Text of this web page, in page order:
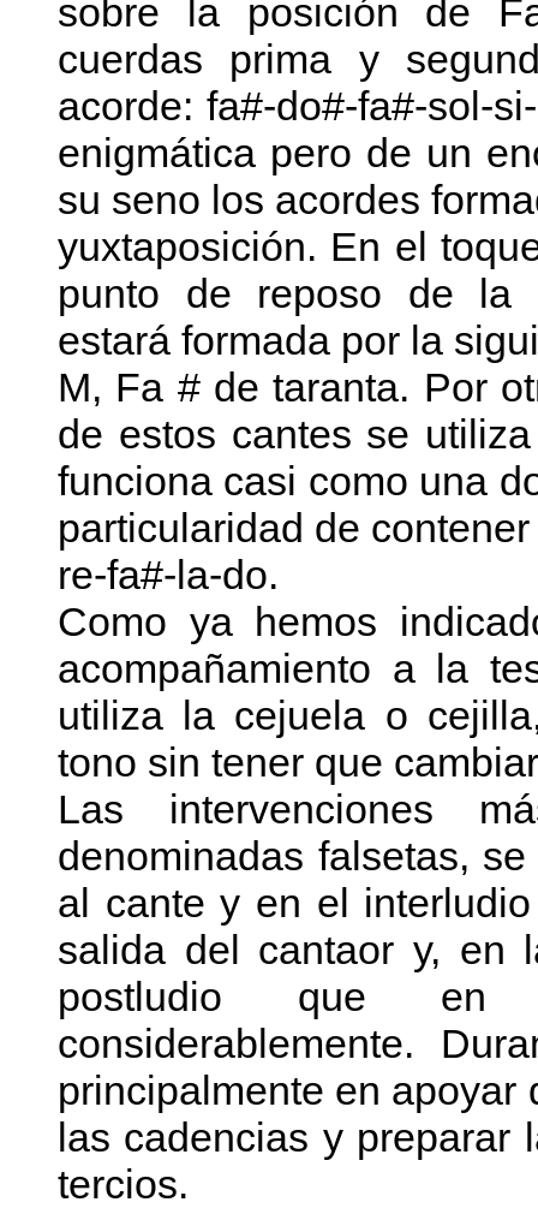
sobre la posición de
cuerdas prima y
acorde: fa#-do#-fa#-sol-
enigmática pero de un
su seno los acordes
yuxtaposición. En el
punto de reposo de la
estará formada por la
M, Fa # de taranta. Por
de estos cantes se
funciona casi como una
particularidad de
re-fa#-la-do.
Como ya hemos
acompañamiento a la
utiliza la cejuela o
tono sin tener que
Las intervenciones
denominadas falsetas,
al cante y en el
salida del cantaor y, en
postludio que en
considerablemente.
principalmente en apoyar
las cadencias y preparar
tercios.